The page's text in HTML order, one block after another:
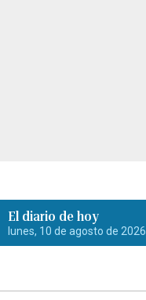
El diario de hoy
lunes, 10 de agosto de 2026